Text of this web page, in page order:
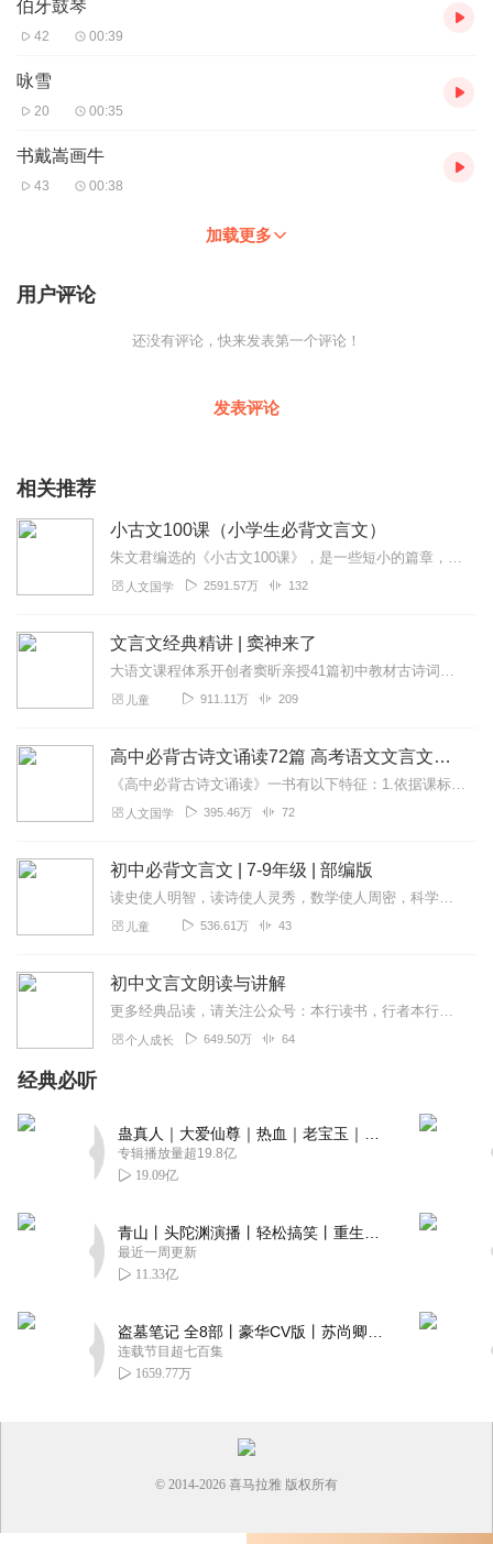
伯牙鼓琴
42 00:39
咏雪
20 00:35
书戴嵩画牛
43 00:38
加载更多
用户评论
还没有评论，快来发表第一个评论！
发表评论
相关推荐
小古文100课（小学生必背文言文）
朱文君编选的《小古文100课》，是一些短小的篇章，易于入门。这组录音以济南出版社2015版《小学生小古文100课》为为录音底本，先前选本有些篇目被更换的，作为附...
人文国学 2591.57万 132
文言文经典精讲 | 窦神来了
大语文课程体系开创者窦昕亲授41篇初中教材古诗词、文言精讲，41周让你无惧文言难题古诗、古文难，难就难在，离生活太远，孩子没兴趣。能让孩子爱上的古文课，必然做到...
儿童 911.11万 209
高中必背古诗文诵读72篇 高考语文文言文背诵
《高中必背古诗文诵读》一书有以下特征：1.依据课标：收录教育部制定的《普通高中语文课程标准（2017年版2020年修订）》中指定的高中72篇古诗文背诵推荐篇...
人文国学 395.46万 72
初中必背文言文 | 7-9年级 | 部编版
读史使人明智，读诗使人灵秀，数学使人周密，科学使人深刻，伦理学使人庄重，逻辑修辞之学使人善辩：凡有所学，皆成性格。（弗朗西斯·培根）每天温习文言文，帮助快速记忆...
儿童 536.61万 43
初中文言文朗读与讲解
更多经典品读，请关注公众号：本行读书，行者本行伴您一起成长！七年级上册咏雪《世说新语》陈太丘与友期行《世说新语》《论语》十二章诫子书(诸葛亮)狼(蒲松龄)穿井得...
个人成长 649.50万 64
经典必听
专辑播放量超19.8亿
19.09亿
最近一周更新
11.33亿
连载节目超七百集
1659.77万
© 2014-2026 喜马拉雅 版权所有